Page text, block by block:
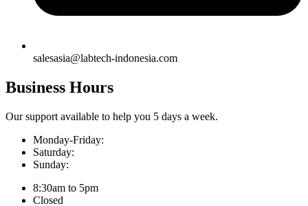
salesasia@labtech-indonesia.com
Business Hours
Our support available to help you 5 days a week.
Monday-Friday:
Saturday:
Sunday:
8:30am to 5pm
Closed